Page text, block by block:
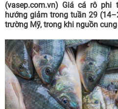
(vasep.com.vn) Giá cá rô
hướng giảm trong tuần 29
trường Mỹ, trong khi nguồn